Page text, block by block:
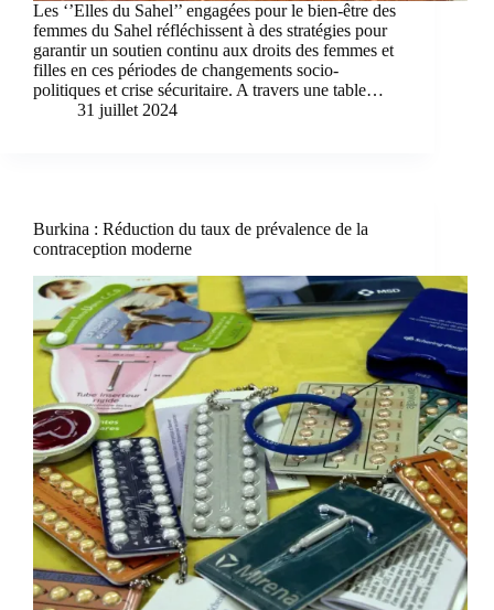
Les ‘’Elles du Sahel’’ engagées pour le bien-être des
femmes du Sahel réfléchissent à des stratégies pour
garantir un soutien continu aux droits des femmes et
filles en ces périodes de changements socio-
politiques et crise sécuritaire. A travers une table…
31 juillet 2024
Burkina : Réduction du taux de prévalence de la
contraception moderne